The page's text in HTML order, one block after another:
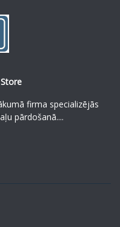
firma specializējās
pārdošanā....